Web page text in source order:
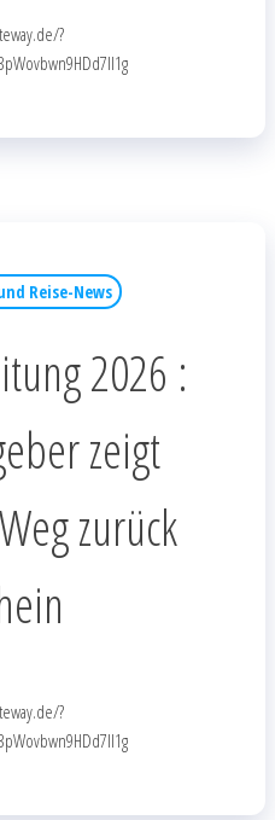
?
Reise-News
2026 :
zeigt
zurück
?